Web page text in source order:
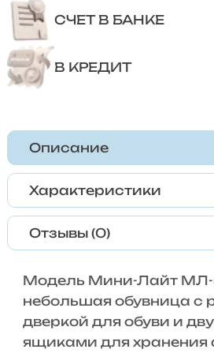
СЧЕТ В БАНКЕ
В КРЕДИТ
Описание
Характеристики
Отзывы (0)
Модель Мини-Лайт МЛ-
небольшая обувница с
дверкой для обуви и
ящиками для хранения